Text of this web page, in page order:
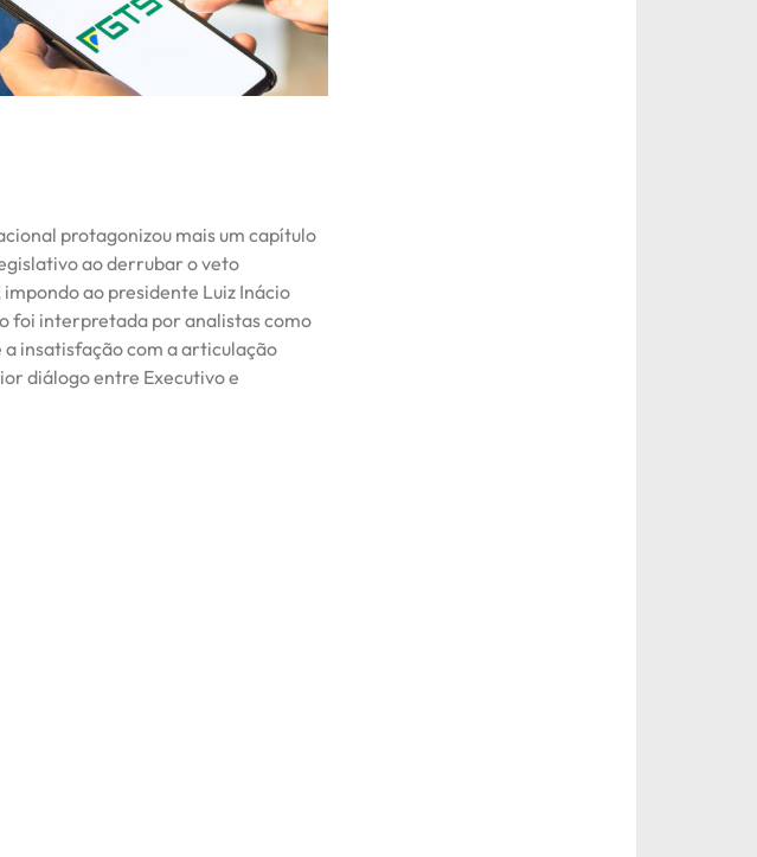
protagonizou mais um capítulo
ao derrubar o veto
impondo ao presidente Luiz Inácio
foi interpretada por analistas como
a insatisfação com a articulação
diálogo entre Executivo e